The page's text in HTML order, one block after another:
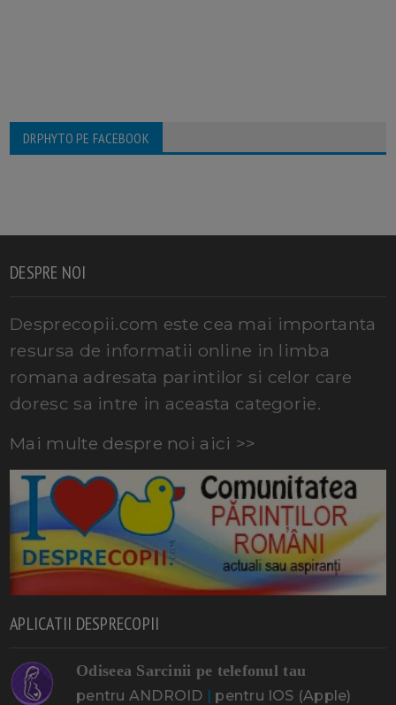
DRPHYTO PE FACEBOOK
DESPRE NOI
Desprecopii.com este cea mai importanta
resursa de informatii online in limba
romana adresata parintilor si celor care
doresc sa intre in aceasta categorie.
Mai multe despre noi aici >>
APLICATII DESPRECOPII
Odiseea Sarcinii pe telefonul tau
pentru ANDROID | pentru IOS (Apple)